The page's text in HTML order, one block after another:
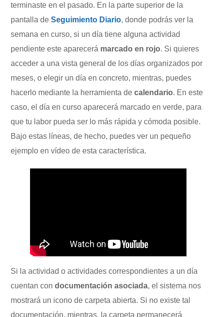
terminaste en el pasado. En la parte superior de la
pantalla deSeguimiento Diario, donde podrás ver la
semana en curso, si un día tiene alguna actividad
pendiente este aparecerá marcado en rojo. Si quieres
acceder a una vista general de los días organizados por
meses, o elegir un día en concreto, mientras, puedes
hacerlo mediante la herramienta decalendario. En este
caso, el día en curso aparecerá marcado en verde, para
que tu labor pueda ser lo más rápida y cómoda posible.
Bajo estas líneas, de hecho, puedes ver un pequeño
ejemplo en vídeo de esta característica.
Si la actividad o actividades correspondientes a un día
cuentan condocumentación asociada, el sistema nos
mostrará un icono de carpeta abierta. Si no existe tal
documentación, mientras, la carpeta permanecerá